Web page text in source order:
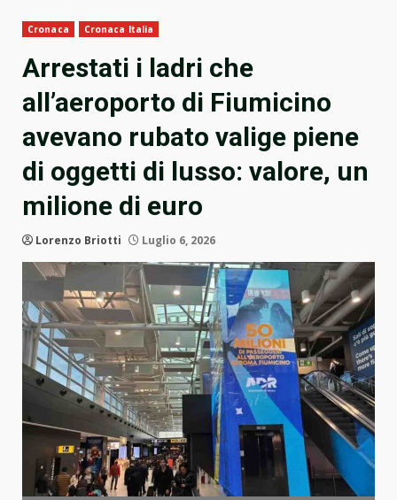
Cronaca Cronaca Italia
Arrestati i ladri che
all’aeroporto di Fiumicino
avevano rubato valige piene
di oggetti di lusso: valore, un
milione di euro
Lorenzo Briotti Luglio 6, 2026